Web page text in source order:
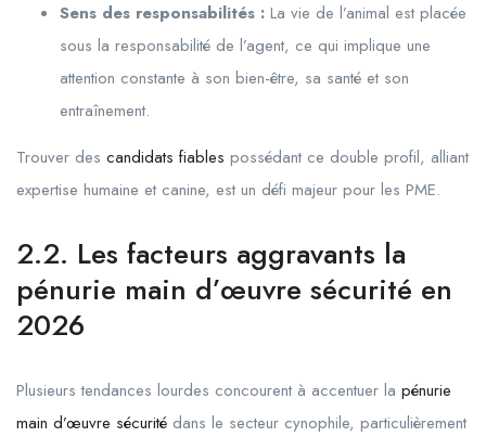
Sens des responsabilités : La vie de l’animal est placée
sous la responsabilité de l’agent, ce qui implique une
attention constante à son bien-être, sa santé et son
entraînement.
Trouver des candidats fiables possédant ce double profil, alliant
expertise humaine et canine, est un défi majeur pour les PME.
2.2. Les facteurs aggravants la
pénurie main d’œuvre sécurité en
2026
Plusieurs tendances lourdes concourent à accentuer la pénurie
main d’œuvre sécurité dans le secteur cynophile, particulièrement